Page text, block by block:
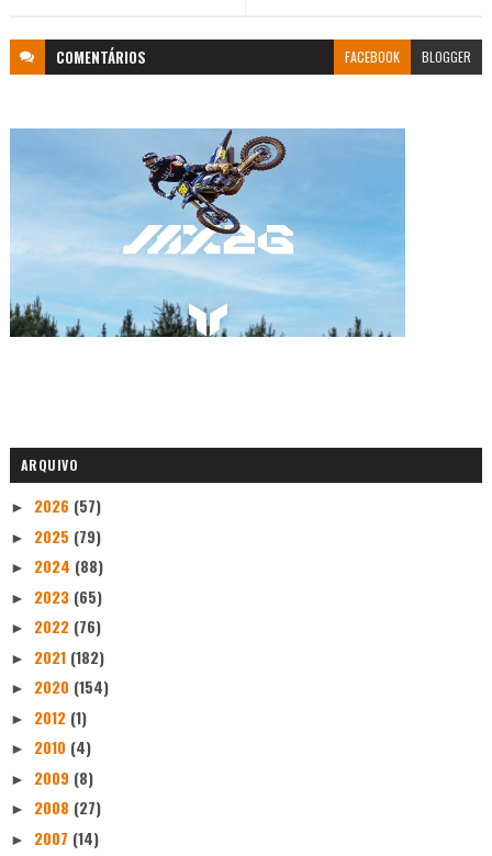
COMENTÁRIOS FACEBOOK BLOGGER
ARQUIVO
► 2026 (57)
► 2025 (79)
► 2024 (88)
► 2023 (65)
► 2022 (76)
► 2021 (182)
► 2020 (154)
► 2012 (1)
► 2010 (4)
► 2009 (8)
► 2008 (27)
► 2007 (14)